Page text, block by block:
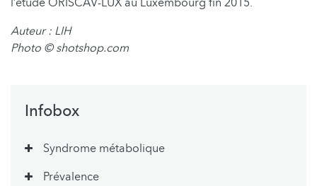
Auteur : LIH
Photo © shotshop.com
Infobox
Syndrome métabolique
Prévalence